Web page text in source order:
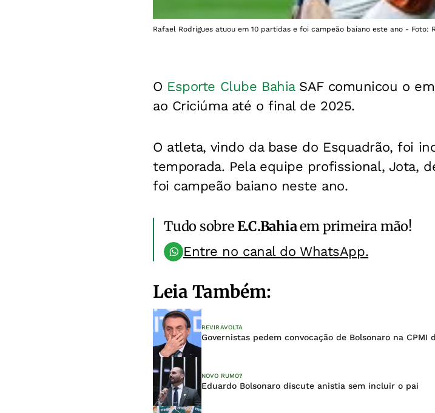
Rafael Rodrigues atuou em 10 partidas e foi campeão baiano este ano - Foto:
O Esporte Clube BahiaSAF comunicou o
ao Criciúma até o final de 2025.
O atleta, vindo da base do Esquadrão, foi
temporada. Pela equipe profissional, Jota,
foi campeão baiano neste ano.
Tudo sobreE.C.Bahiaem primeira mão!
Entre no canal do WhatsApp.
Leia Também:
REVIRAVOLTA
Governistas pedem convocação de Bolsonaro na CPMI
NOVO RUMO?
Eduardo Bolsonaro discute anistia sem incluir o pai